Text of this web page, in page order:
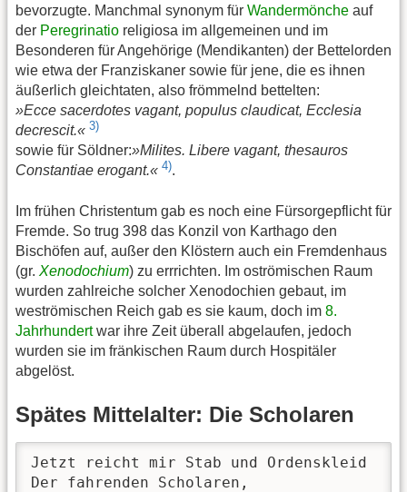
bevorzugte. Manchmal synonym für Wandermönche auf
der Peregrinatio religiosa im allgemeinen und im
Besonderen für Angehörige (Mendikanten) der Bettelorden
wie etwa der Franziskaner sowie für jene, die es ihnen
äußerlich gleichtaten, also frömmelnd bettelten:
»Ecce sacerdotes vagant, populus claudicat, Ecclesia
decrescit.« 3)
sowie für Söldner:»Milites. Libere vagant, thesauros
Constantiae erogant.« 4).
Im frühen Christentum gab es noch eine Fürsorgepflicht für
Fremde. So trug 398 das Konzil von Karthago den
Bischöfen auf, außer den Klöstern auch ein Fremdenhaus
(gr. Xenodochium) zu errrichten. Im oströmischen Raum
wurden zahlreiche solcher Xenodochien gebaut, im
weströmischen Reich gab es sie kaum, doch im 8.
Jahrhundertwar ihre Zeit überall abgelaufen, jedoch
wurden sie im fränkischen Raum durch Hospitäler
abgelöst.
Spätes Mittelalter: Die Scholaren
Jetzt reicht mir Stab und Ordenskleid
Der fahrenden Scholaren,